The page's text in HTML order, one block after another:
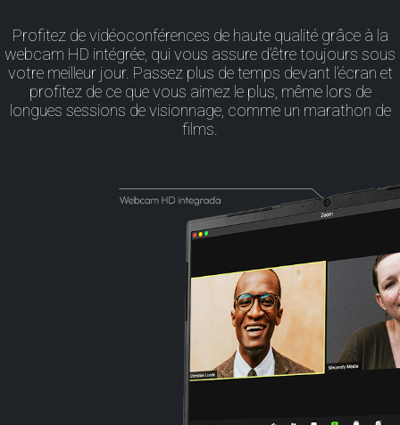
Profitez de vidéoconférences de haute qualité grâce à la
webcam HD intégrée, qui vous assure d’être toujours sous
votre meilleur jour. Passez plus de temps devant l’écran et
profitez de ce que vous aimez le plus, même lors de
longues sessions de visionnage, comme un marathon de
films.